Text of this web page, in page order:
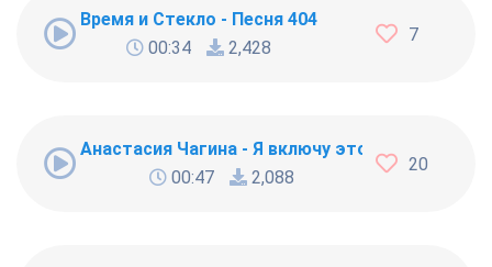
Время и Стекло - Песня 404
00:34
2,428
7
Анастасия Чагина - Я включу это лето
00:47
2,088
20